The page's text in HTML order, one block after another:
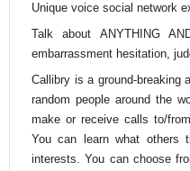
Unique voice social network
Talk about ANYTHING
embarrassment hesitation,
Callibry is a ground-breaking
random people around the
make or receive calls to/
You can learn what others
interests. You can choose